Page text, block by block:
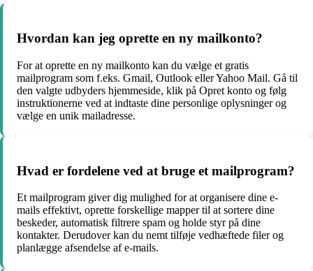
Hvordan kan jeg oprette en ny mailkonto?
For at oprette en ny mailkonto kan du vælge et gratis
mailprogram som f.eks. Gmail, Outlook eller Yahoo Mail. Gå til
den valgte udbyders hjemmeside, klik på Opret konto og følg
instruktionerne ved at indtaste dine personlige oplysninger og
vælge en unik mailadresse.
Hvad er fordelene ved at bruge et mailprogram?
Et mailprogram giver dig mulighed for at organisere dine e-
mails effektivt, oprette forskellige mapper til at sortere dine
beskeder, automatisk filtrere spam og holde styr på dine
kontakter. Derudover kan du nemt tilføje vedhæftede filer og
planlægge afsendelse af e-mails.